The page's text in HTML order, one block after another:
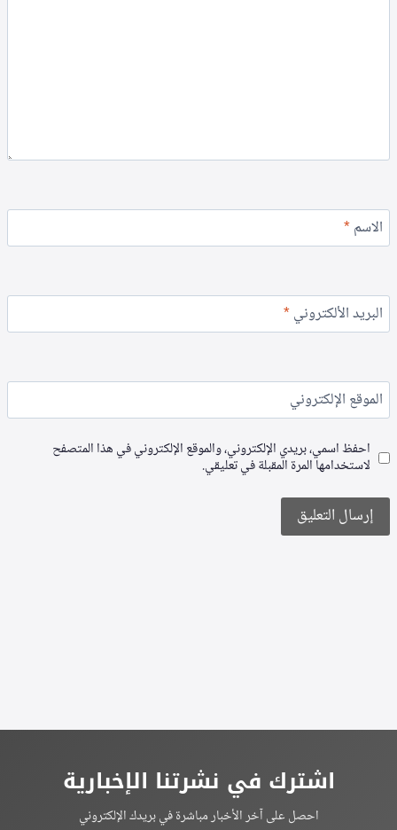
الاسم*
البريد الألكتروني*
الموقع الإلكتروني
احفظ اسمي، بريدي الإلكتروني، والموقع الإلكتروني في هذا المتصفح
لاستخدامها المرة المقبلة في تعليقي.
اشترك في نشرتنا الإخبارية
احصل على آخر الأخبار مباشرة في بريدك الإلكتروني